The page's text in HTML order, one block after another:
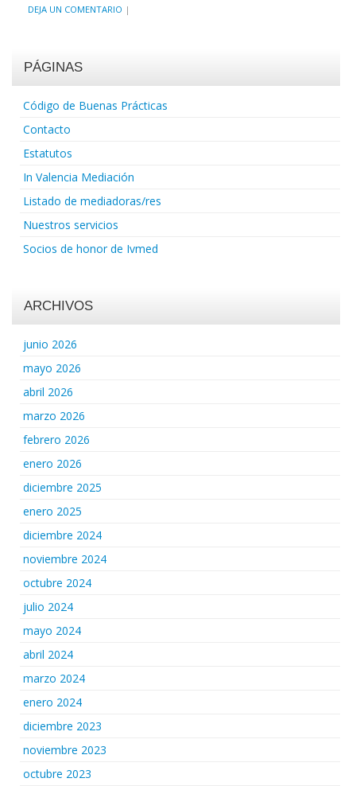
DEJA UN COMENTARIO |
PÁGINAS
Código de Buenas Prácticas
Contacto
Estatutos
In Valencia Mediación
Listado de mediadoras/res
Nuestros servicios
Socios de honor de Ivmed
ARCHIVOS
junio 2026
mayo 2026
abril 2026
marzo 2026
febrero 2026
enero 2026
diciembre 2025
enero 2025
diciembre 2024
noviembre 2024
octubre 2024
julio 2024
mayo 2024
abril 2024
marzo 2024
enero 2024
diciembre 2023
noviembre 2023
octubre 2023